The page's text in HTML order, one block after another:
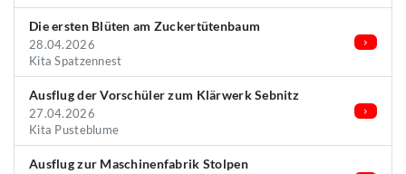
Die ersten Blüten am Zuckertütenbaum
28.04.2026
Kita Spatzennest
Ausflug der Vorschüler zum Klärwerk Sebnitz
27.04.2026
Kita Pusteblume
Ausflug zur Maschinenfabrik Stolpen